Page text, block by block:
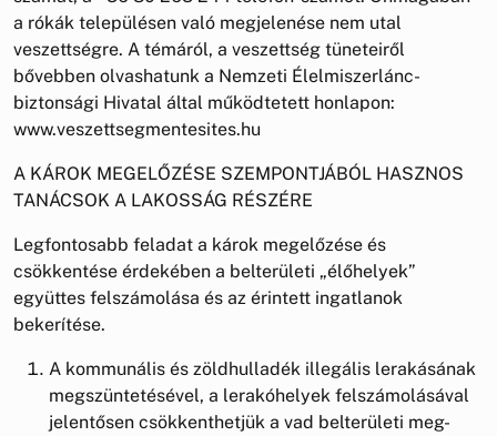
a rókák településen való megjelenése nem utal
veszettségre. A témáról, a veszettség tüneteiről
bővebben olvashatunk a Nemzeti Élelmiszerlánc-
biztonsági Hivatal által működtetett honlapon:
www.veszettsegmentesites.hu
A KÁROK MEGELŐZÉSE SZEMPONTJÁBÓL HASZNOS
TANÁCSOK A LAKOSSÁG RÉSZÉRE
Legfontosabb feladat a károk megelőzése és
csökkentése érdekében a belterületi „élőhelyek”
együttes felszámolása és az érintett ingatlanok
bekerítése.
A kommunális és zöldhulladék illegális lerakásának
megszüntetésével, a lerakóhelyek felszámolásával
jelentősen csökkenthetjük a vad belterületi meg-